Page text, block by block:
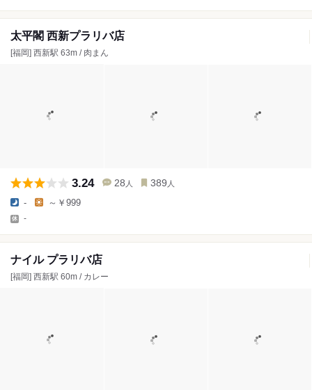
太平閣 西新プラリバ店
[福岡] 西新駅 63m / 肉まん
3.24 28 人 389 人
- ～￥999
-
ナイル プラリバ店
[福岡] 西新駅 60m / カレー